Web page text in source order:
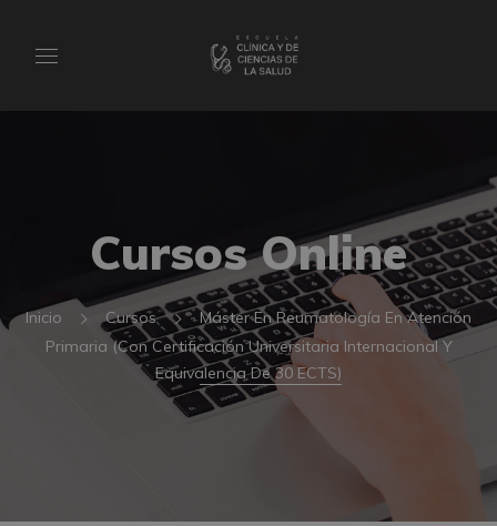
Cursos Online
Inicio Cursos
Máster En Reumatología En Atención
Primaria (Con Certificación Universitaria Internacional Y
Equivalencia De 30 ECTS)